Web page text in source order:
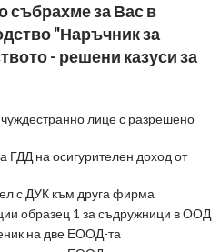
събрахме за Вас в
"Наръчник за
- решени казуси за
лице с разрешено
ГДД на осигурителен доход от
с ДУК към друга фирма
образец 1 за съдружници в ООД
на две ЕООД-та